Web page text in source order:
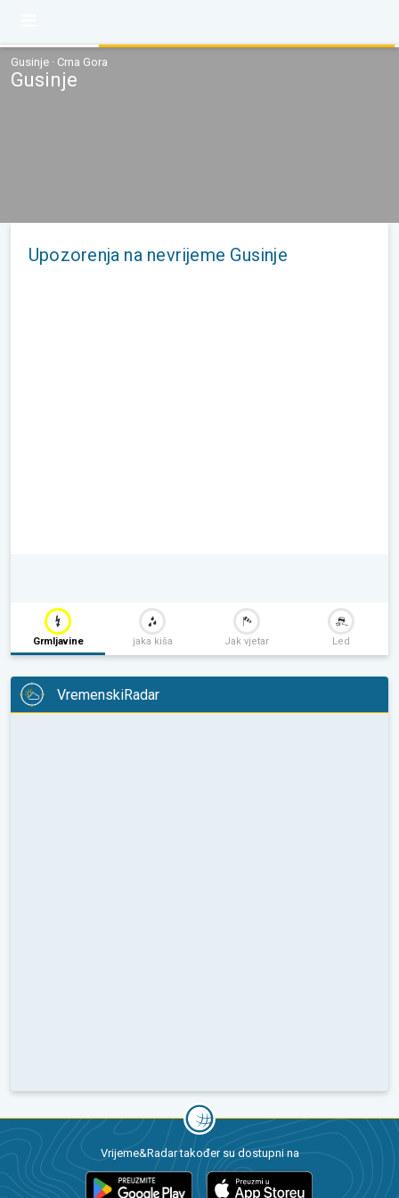
Gusinje · Crna Gora
Gusinje
Upozorenja na nevrijeme Gusinje
Grmljavine jaka kiša Jak vjetar Led
VremenskiRadar
Vrijeme&Radar također su dostupni na